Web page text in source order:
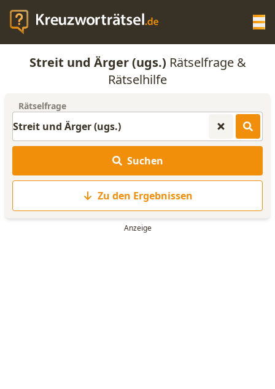
KREUZWORTRÄTSEL-HILFE
ANAGRAMM-GENERATOR
WORTLISTE
Streit und Ärger (ugs.) Rätselfrage &
Rätselhilfe
Rätselfrage
Suchen
Zu den Ergebnissen